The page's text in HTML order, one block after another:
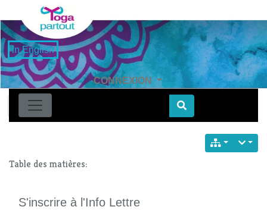
in English
CONNEXION
Find
Table des matières:
S'inscrire à l'Info Lettre